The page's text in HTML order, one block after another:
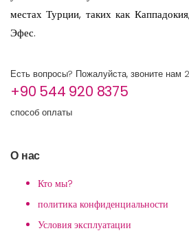
местах Турции, таких как
Эфес.
Есть вопросы? Пожалуйста, звоните нам
+90 544 920 8375
способ оплаты
О нас
Кто мы?
политика конфиденциальности
Условия эксплуатации